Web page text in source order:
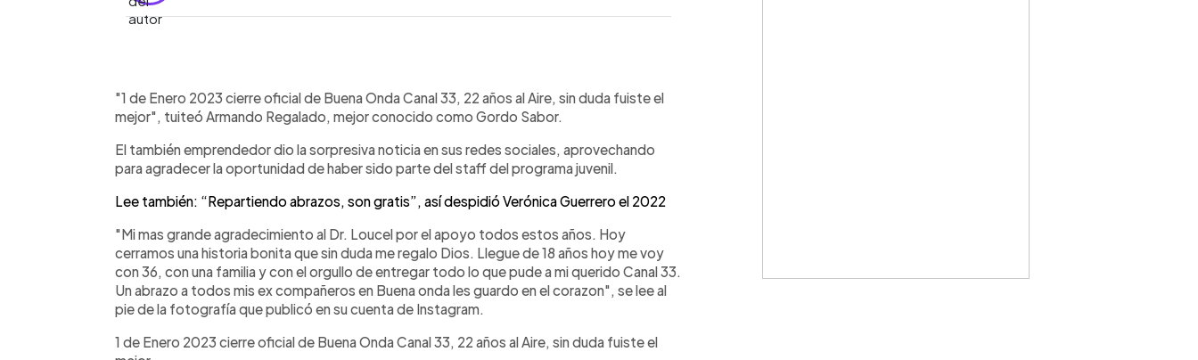
Escuchar artículo
"1 de Enero 2023 cierre oficial de Buena Onda Canal 33, 22 años al Aire, sin duda fuiste el
mejor", tuiteó Armando Regalado, mejor conocido como Gordo Sabor.
El también emprendedor dio la sorpresiva noticia en sus redes sociales, aprovechando
para agradecer la oportunidad de haber sido parte del staff del programa juvenil.
Lee también: “Repartiendo abrazos, son gratis”, así despidió Verónica Guerrero el 2022
"Mi mas grande agradecimiento al Dr. Loucel por el apoyo todos estos años. Hoy
cerramos una historia bonita que sin duda me regalo Dios. Llegue de 18 años hoy me voy
con 36, con una familia y con el orgullo de entregar todo lo que pude a mi querido Canal 33.
Un abrazo a todos mis ex compañeros en Buena onda les guardo en el corazon", se lee al
pie de la fotografía que publicó en su cuenta de Instagram.
1 de Enero 2023 cierre oficial de Buena Onda Canal 33, 22 años al Aire, sin duda fuiste el